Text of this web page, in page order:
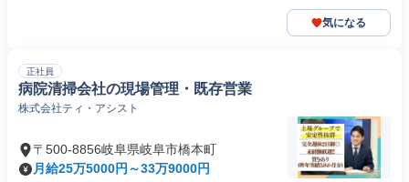
気になる
正社員
病院清掃会社の現場管理・既存営業
株式会社ティ・アシスト
〒500-8856岐阜県岐阜市橋本町
月給25万5000円～33万9000円